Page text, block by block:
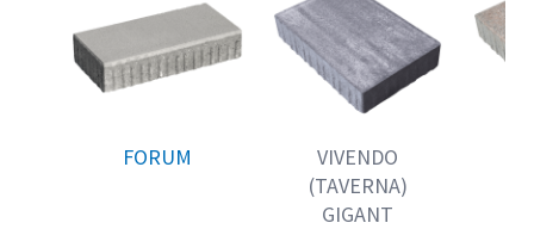
FORUM
VIVENDO
(TAVERNA)
GIGANT